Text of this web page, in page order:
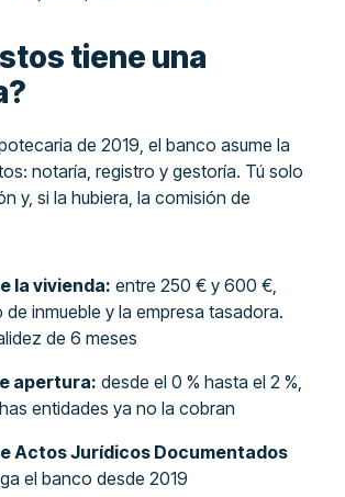
tiene una
de 2019, el banco asume la
notaría, registro y gestoría. Tú solo
y, si la hubiera, la comisión de
la vivienda: entre 250 € y 600 €,
de inmueble y la empresa tasadora.
de 6 meses
apertura: desde el 0 % hasta el 2 %,
entidades ya no la cobran
Actos Jurídicos Documentados
el banco desde 2019